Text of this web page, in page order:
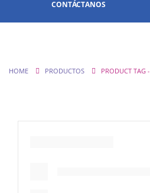
CONTÁCTANOS
HOME PRODUCTOS PRODUCT TAG -